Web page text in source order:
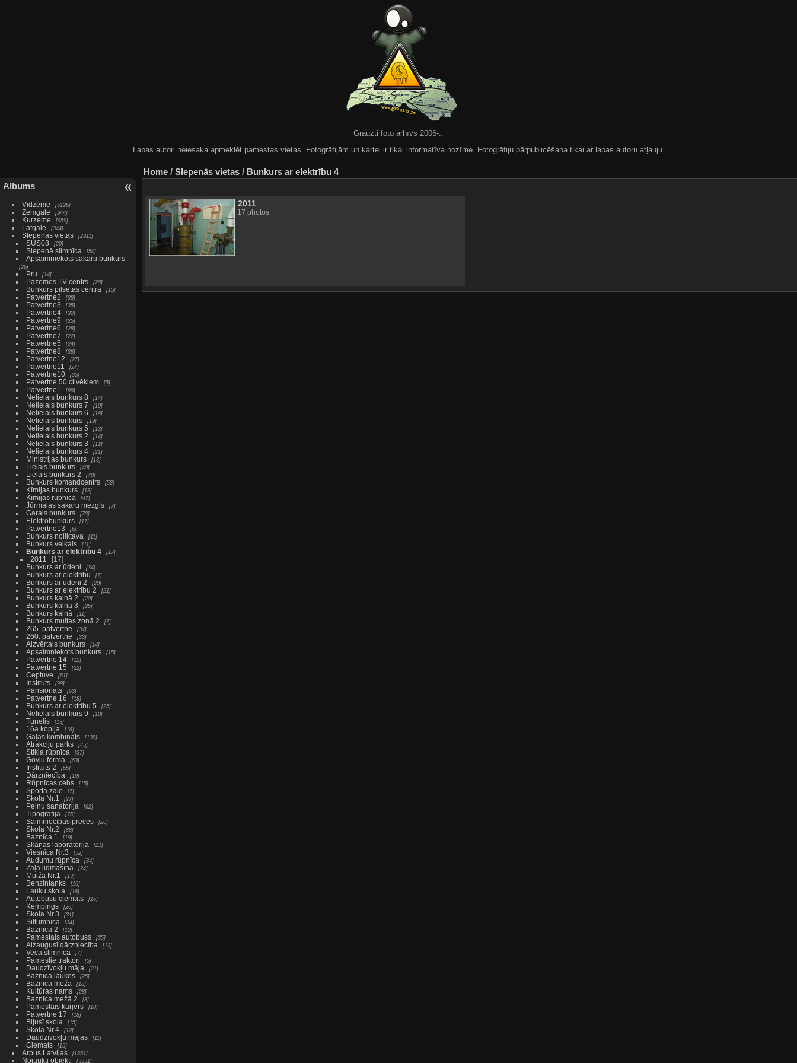
Grauzti foto arhīvs 2006-..
Lapas autori neiesaka apmeklēt pamestas vietas. Fotogrāfijām un kartei ir tikai informatīva nozīme. Fotogrāfiju pārpublicēšana tikai ar lapas autoru atļauju.
Albums
Vidzeme 5126
Zemgale 944
Kurzeme 959
Latgale 344
Slepenās vietas 2911
SUS08 20
Slepenā slimnīca 50
Apsaimniekots sakaru bunkurs
26
Pru 14
Pazemes TV centrs 28
Bunkurs pilsētas centrā 15
Patvertne2 38
Patvertne3 35
Patvertne4 32
Patvertne9 25
Patvertne6 28
Patvertne7 22
Patvertne5 24
Patvertne8 38
Patvertne12 27
Patvertne11 24
Patvertne10 35
Patvertne 50 cilvēkiem 5
Patvertne1 98
Nelielais bunkurs 8 14
Nelielais bunkurs 7 10
Nelielais bunkurs 6 19
Nelielais bunkurs 19
Nelielais bunkurs 5 13
Nelielais bunkurs 2 14
Nelielais bunkurs 3 12
Nelielais bunkurs 4 21
Ministrijas bunkurs 13
Lielais bunkurs 40
Lielais bunkurs 2 48
Bunkurs komandcentrs 52
Ķīmijas bunkurs 13
Ķīmijas rūpnīca 47
Jūrmalas sakaru mezgls 7
Garais bunkurs 73
Elektrobunkurs 17
Patvertne13 6
Bunkurs noliktava 11
Bunkurs veikals 11
Bunkurs ar elektrību 4 17
2011
17
Bunkurs ar ūdeni
34
Bunkurs ar elektrību 7
Bunkurs ar ūdeni 2 20
Bunkurs ar elektrību 2 21
Bunkurs kalnā 2 20
Bunkurs kalnā 3 25
Bunkurs kalnā 11
Bunkurs muitas zonā 2 7
265. patvertne 34
260. patvertne 33
Aizvērtais bunkurs 14
Apsaimniekots bunkurs 15
Patvertne 14 12
Patvertne 15 22
Ceptuve 61
Institūts 99
Pansionāts 63
Patvertne 16 18
Bunkurs ar elektrību 5 25
Nelielais bunkurs 9 10
Tunelis 13
16a kopija 18
Gaļas kombināts 138
Atrakciju parks 45
Stikla rūpnīca 37
Govju ferma 63
Institūts 2 65
Dārzniecība 19
Rūpnīcas cehs 15
Sporta zāle 7
Skola Nr.1 27
Pelnu sanatorija 62
Tipogrāfija 75
Saimniecības preces 20
Skola Nr.2 88
Baznīca 1 19
Skaņas laboratorija 21
Viesnīca Nr.3 52
Audumu rūpnīca 84
Zaļā lidmašīna 24
Muiža Nr.1 13
Benzīntanks 16
Lauku skola 16
Autobusu ciemats 16
Kempings 26
Skola Nr.3 31
Siltumnīca 34
Baznīca 2 12
Pamestais autobuss 35
Aizaugusī dārzniecība 12
Vecā slimnīca 7
Pamestie traktori 5
Daudzīvokļu māja 21
Baznīca laukos 25
Baznīca mežā 18
Kultūras nams 28
Baznīca mežā 2 3
Pamestais karjers 18
Patvertne 17 18
Bijusī skola 15
Skola Nr.4 12
Daudzīvokļu mājas 11
Ciemats 15
Ārpus Latvijas 1351
Nojaukti objekti 3331
Home / Slepenās vietas / Bunkurs ar elektrību 4
2011
17 photos